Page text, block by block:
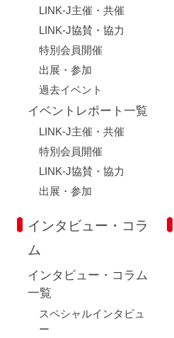
LINK-J主催・共催
LINK-J協賛・協力
特別会員開催
出展・参加
過去イベント
イベントレポート一覧
LINK-J主催・共催
特別会員開催
LINK-J協賛・協力
出展・参加
インタビュー・コラ
ム
インタビュー・コラム
一覧
スペシャルインタビュ
ー